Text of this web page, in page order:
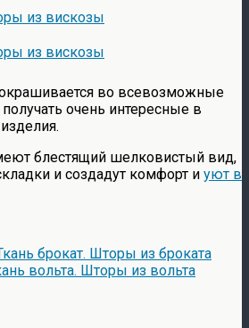
во всевозможные
очень интересные в
блестящий шелковистый вид,
и создадут комфорт и уют в
брокат. Шторы из броката
вольта. Шторы из вольта